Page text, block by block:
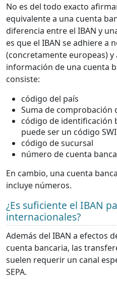
No es del todo exacto
equivalente a una cuenta
diferencia entre el IBAN y
es que el IBAN se adhiere a
(concretamente europeas) y
información de una cuenta
consiste:
código del país
Suma de comprobación
código de identificación
puede ser un código
código de sucursal
número de cuenta
En cambio, una cuenta
incluye números.
¿Es suficiente el IBAN
internacionales?
Además del IBAN a efectos
cuenta bancaria, las
suelen requerir un canal
SEPA.